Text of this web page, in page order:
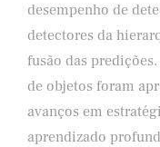
desempenho de
detectores da
fusão das
de objetos foram
avanços em
aprendizado